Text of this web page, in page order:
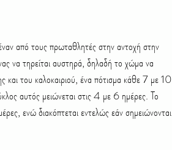
να τηρείται αυστηρά, δηλαδή το χώμα να
και του καλοκαιριού, ένα πότισμα κάθε 7 με 10
αυτός μειώνεται στις 4 με 6 ημέρες. Το
ενώ διακόπτεται εντελώς εάν σημειώνονται